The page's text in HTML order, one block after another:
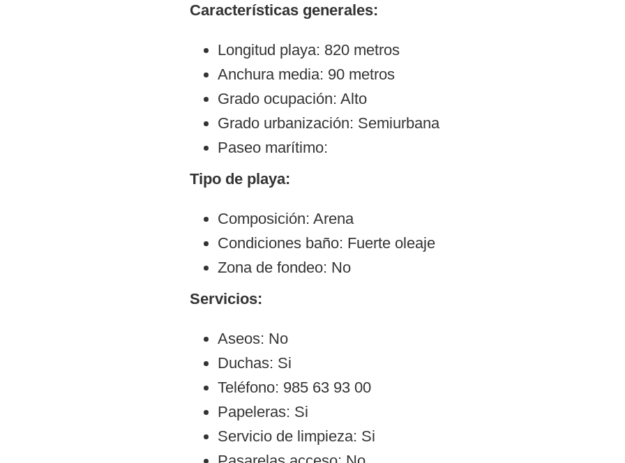
Características generales:
Longitud playa: 820 metros
Anchura media: 90 metros
Grado ocupación: Alto
Grado urbanización: Semiurbana
Paseo marítimo:
Tipo de playa:
Composición: Arena
Condiciones baño: Fuerte oleaje
Zona de fondeo: No
Servicios:
Aseos: No
Duchas: Si
Teléfono: 985 63 93 00
Papeleras: Si
Servicio de limpieza: Si